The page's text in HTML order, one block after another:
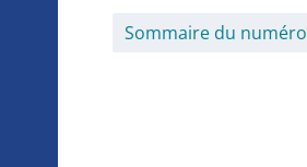
Sommaire du numéro